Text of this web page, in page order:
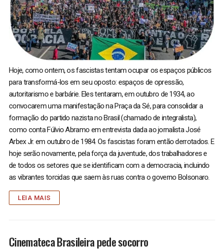
Hoje, como ontem, os fascistas tentam ocupar os espaços públicos
para transformá-los em seu oposto: espaços de opressão,
autoritarismo e barbárie. Eles tentaram, em outubro de 1934, ao
convocarem uma manifestação na Praça da Sé, para consolidar a
formação do partido nazista no Brasil (chamado de integralista),
como conta Fúlvio Abramo em entrevista dada ao jornalista José
Arbex Jr. em outubro de 1984. Os fascistas foram então derrotados. E
hoje serão novamente, pela força da juventude, dos trabalhadores e
de todos os setores que se identificam com a democracia, incluindo
as vibrantes torcidas que saem às ruas contra o governo Bolsonaro.
LEIA MAIS
Cinemateca Brasileira pede socorro